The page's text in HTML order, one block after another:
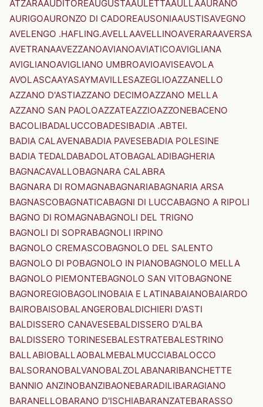
ATZARAAUDITOREAUGUSTAAULETTAAULLAAURANO
AURIGOAURONZO DI CADOREAUSONIAAUSTISAVEGNO
AVELENGO .HAFLING.AVELLAAVELLINOAVERARAAVERSA
AVETRANAAVEZZANOAVIANOAVIATICOAVIGLIANA
AVIGLIANOAVIGLIANO UMBROAVIOAVISEAVOLA
AVOLASCAAYASAYMAVILLESAZEGLIOAZZANELLO
AZZANO D'ASTIAZZANO DECIMOAZZANO MELLA
AZZANO SAN PAOLOAZZATEAZZIOAZZONEBACENO
BACOLIBADALUCCOBADESIBADIA .ABTEI.
BADIA CALAVENABADIA PAVESEBADIA POLESINE
BADIA TEDALDABADOLATOBAGALADIBAGHERIA
BAGNACAVALLOBAGNARA CALABRA
BAGNARA DI ROMAGNABAGNARIABAGNARIA ARSA
BAGNASCOBAGNATICABAGNI DI LUCCABAGNO A RIPOLI
BAGNO DI ROMAGNABAGNOLI DEL TRIGNO
BAGNOLI DI SOPRABAGNOLI IRPINO
BAGNOLO CREMASCOBAGNOLO DEL SALENTO
BAGNOLO DI POBAGNOLO IN PIANOBAGNOLO MELLA
BAGNOLO PIEMONTEBAGNOLO SAN VITOBAGNONE
BAGNOREGIOBAGOLINOBAIA E LATINABAIANOBAIARDO
BAIROBAISOBALANGEROBALDICHIERI D'ASTI
BALDISSERO CANAVESEBALDISSERO D'ALBA
BALDISSERO TORINESEBALESTRATEBALESTRINO
BALLABIOBALLAOBALMEBALMUCCIABALOCCO
BALSORANOBALVANOBALZOLABANARIBANCHETTE
BANNIO ANZINOBANZIBAONEBARADILIBARAGIANO
BARANELLOBARANO D'ISCHIABARANZATEBARASSO